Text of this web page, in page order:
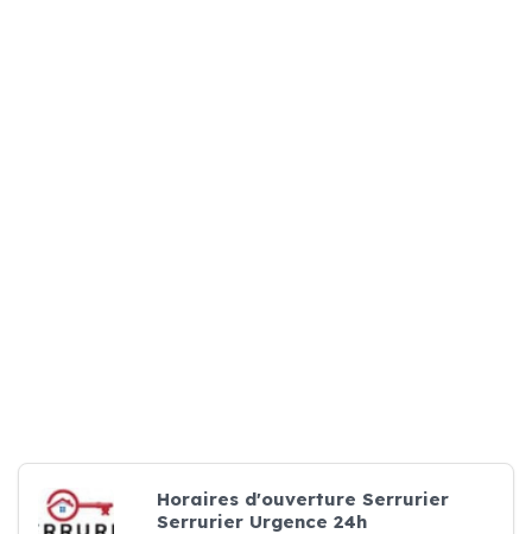
Horaires d'ouverture Serrurier
Serrurier Urgence 24h